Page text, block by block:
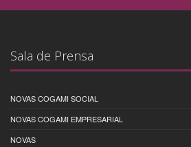
Sala de Prensa
NOVAS COGAMI SOCIAL
NOVAS COGAMI EMPRESARIAL
NOVAS